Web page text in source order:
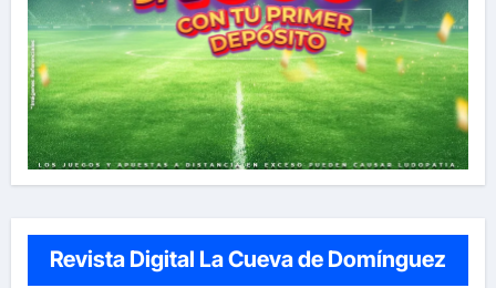
Revista Digital La Cueva de Domínguez